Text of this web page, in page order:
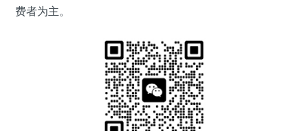
费者为主。